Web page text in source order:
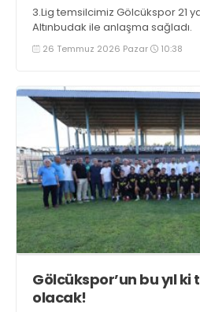
3.Lig temsilcimiz Gölcükspor 21
Altınbudak ile anlaşma sağladı.
26 Temmuz 2026 Pazar 10:38
Gölcükspor’un bu yıl ki
olacak!